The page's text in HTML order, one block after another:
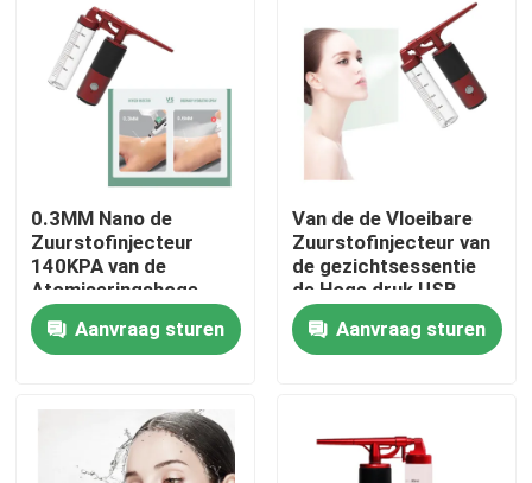
Producten
Huislichaam Massager
Achtermassager-Stootkussen
Het Instrument van de gezichtsschoonheid
DIEP REINIGENDE Gezichtsmachine
Ultrasone Tandreinigingsmachine
0.3MM Nano de
Zuurstofinjecteur
140KPA van de
Atomiseringshoge
druk
Aanvraag sturen
Van de de Vloeibare
Zuurstofinjecteur van
de gezichtsessentie
de Hoge druk USB
850MA
Aanvraag sturen